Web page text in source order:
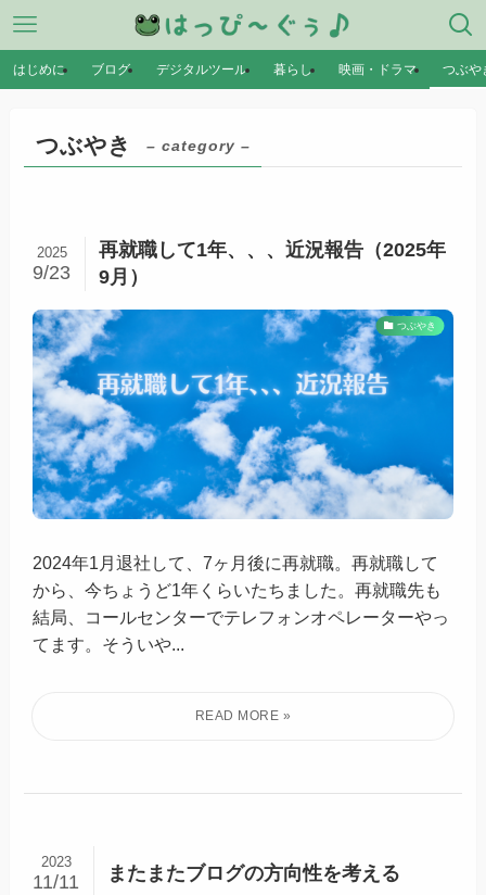
はじめに ブログ デジタルツール 暮らし 映画・ドラマ つぶや
つぶやき – category –
再就職して1年、、、近況報告（2025年
9月）
2025
9/23
つぶやき
2024年1月退社して、7ヶ月後に再就職。再就職して
から、今ちょうど1年くらいたちました。再就職先も
結局、コールセンターでテレフォンオペレーターやっ
てます。そういや...
またまたブログの方向性を考える
2023
11/11